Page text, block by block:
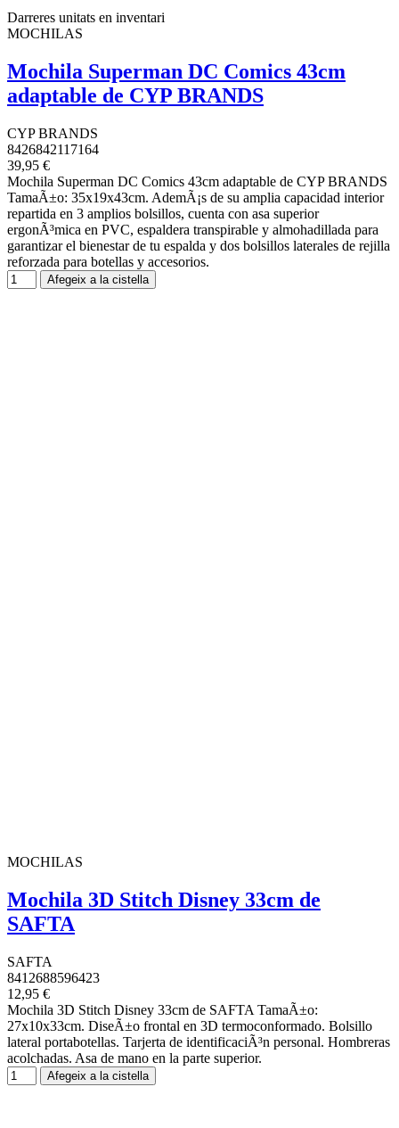
Darreres unitats en inventari
MOCHILAS
Mochila Superman DC Comics 43cm
adaptable de CYP BRANDS
CYP BRANDS
8426842117164
39,95 €
Mochila Superman DC Comics 43cm adaptable de CYP BRANDS
TamaÃ±o: 35x19x43cm. AdemÃ¡s de su amplia capacidad interior
repartida en 3 amplios bolsillos, cuenta con asa superior
ergonÃ³mica en PVC, espaldera transpirable y almohadillada para
garantizar el bienestar de tu espalda y dos bolsillos laterales de rejilla
reforzada para botellas y accesorios.
Afegeix a la cistella
MOCHILAS
Mochila 3D Stitch Disney 33cm de
SAFTA
SAFTA
8412688596423
12,95 €
Mochila 3D Stitch Disney 33cm de SAFTA TamaÃ±o:
27x10x33cm. DiseÃ±o frontal en 3D termoconformado. Bolsillo
lateral portabotellas. Tarjerta de identificaciÃ³n personal. Hombreras
acolchadas. Asa de mano en la parte superior.
Afegeix a la cistella